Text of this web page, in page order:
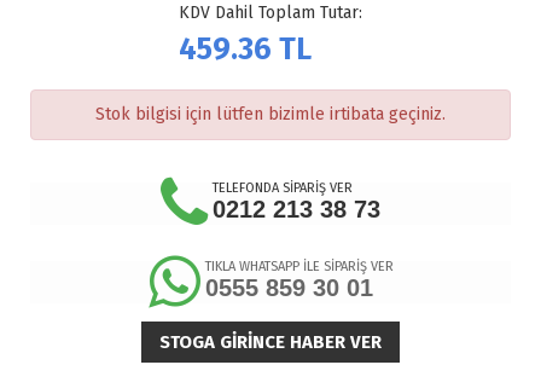
KDV Dahil Toplam Tutar:
459.36 TL
Stok bilgisi için lütfen bizimle irtibata geçiniz.
TELEFONDA SİPARİŞ VER
0212 213 38 73
TIKLA WHATSAPP İLE SİPARİŞ VER
0555 859 30 01
STOGA GIRINCE HABER VER